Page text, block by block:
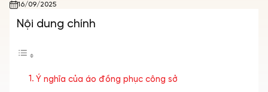
16/09/2025
Nội dung chính
Ý nghĩa của áo đồng phục công sở